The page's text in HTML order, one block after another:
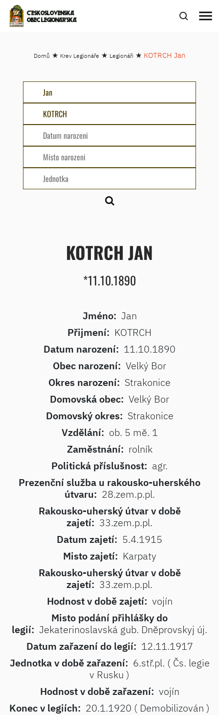
ČESKOSLOVENSKÁ
OBEC LEGIONÁŘSKÁ
menu
Domů ★ Krev Legionáře ★ Legionáři ★ KOTRCH Jan
KOTRCH JAN
*11.10.1890
Jméno: Jan
Přijmení: KOTRCH
Datum narození: 11.10.1890
Obec narození: Velký Bor
Okres narození: Strakonice
Domovská obec: Velký Bor
Domovský okres: Strakonice
Vzdělání: ob. 5 mě. 1
Zaměstnání: rolník
Politická příslušnost: agr.
Prezenční služba u rakousko-uherského
útvaru: 28.zem.p.pl.
Rakousko-uherský útvar v době
zajetí: 33.zem.p.pl.
Datum zajetí: 5.4.1915
Misto zajetí: Karpaty
Rakousko-uherský útvar v době
zajetí: 33.zem.p.pl.
Hodnost v době zajetí: vojín
Misto podání přihlášky do
legií: Jekaterinoslavská gub. Dněprovskyj új.
Datum zařazení do legií: 12.11.1917
Jednotka v době zařazení: 6.stř.pl. ( Čs. legie
v Rusku )
Hodnost v době zařazení: vojín
Konec v legiích: 20.1.1920 ( Demobilizován )